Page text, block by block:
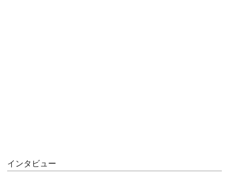
インタビュー